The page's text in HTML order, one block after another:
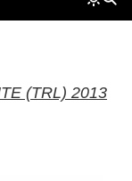
(TRL) 2013